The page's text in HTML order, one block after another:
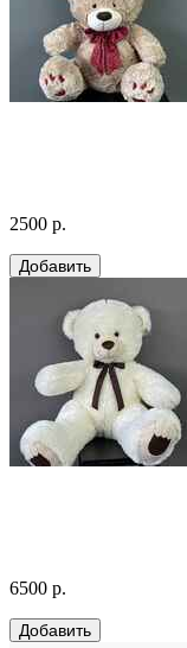
2500 р.
6500 р.